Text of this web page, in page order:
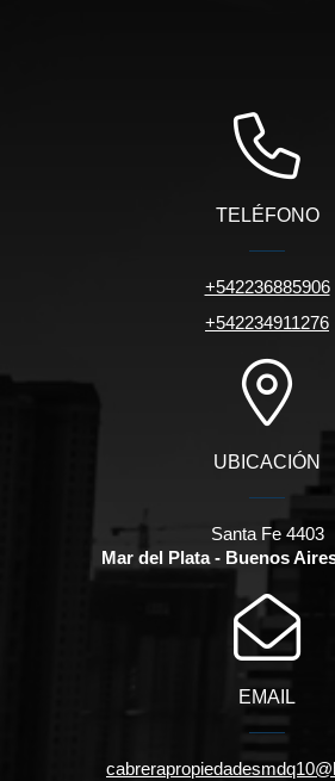
TELÉFONO
+542236885906
+542234911276
UBICACIÓN
Santa Fe 4403
Mar del Plata - Buenos
EMAIL